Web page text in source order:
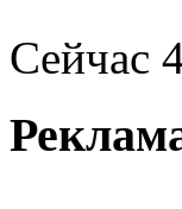
Сейчас